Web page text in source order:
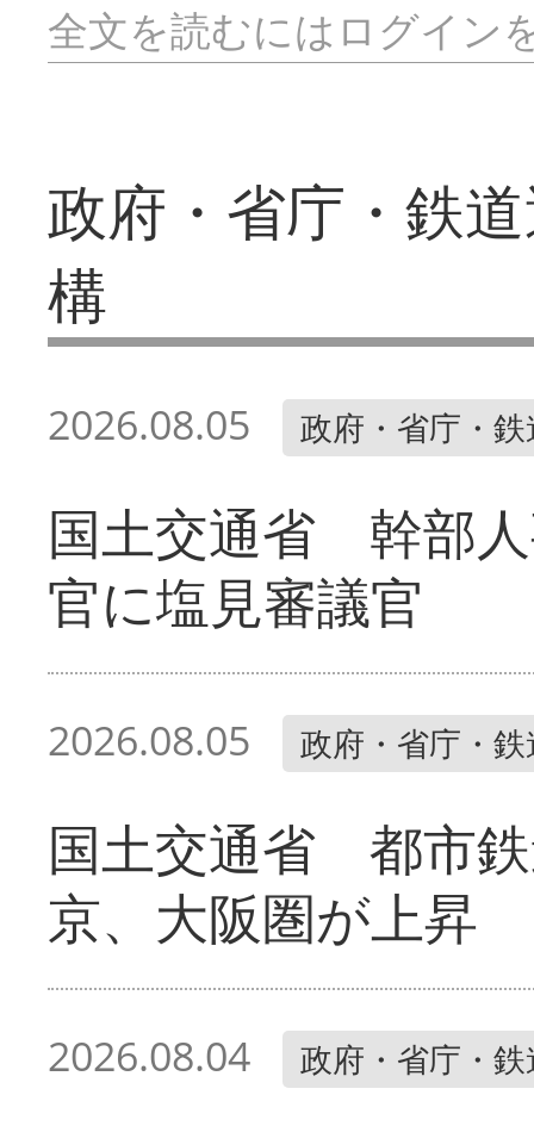
全文を読むにはログイン
政府・省庁・鉄
構
2026.08.05 政府・省庁・
国土交通省 幹部
官に塩見審議官
2026.08.05 政府・省庁・
国土交通省 都市
京、大阪圏が上昇
2026.08.04 政府・省庁・